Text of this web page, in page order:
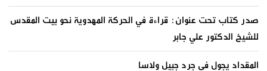
صدر كتاب تحت عنوان: قراءة في الحركة المهدوية نحو بيت المقدس
للشيخ الدكتور علي جابر
المقداد يجول في جرد جبيل ولاسا